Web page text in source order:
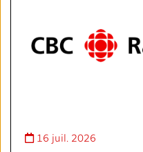
16 juil. 2026